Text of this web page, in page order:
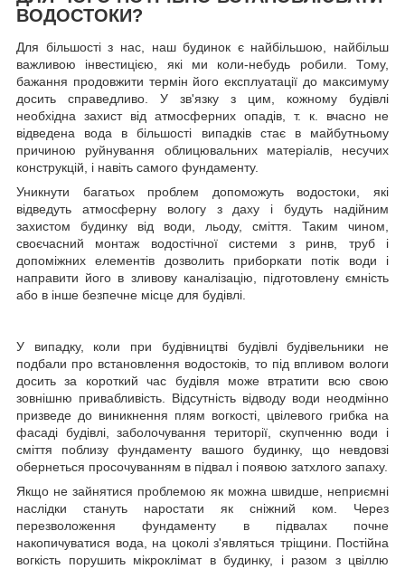
ВОДОСТОКИ?
Для більшості з нас, наш будинок є найбільшою, найбільш
важливою інвестицією, які ми коли-небудь робили. Тому,
бажання продовжити термін його експлуатації до максимуму
досить справедливо. У зв'язку з цим, кожному будівлі
необхідна захист від атмосферних опадів, т. к. вчасно не
відведена вода в більшості випадків стає в майбутньому
причиною руйнування облицювальних матеріалів, несучих
конструкцій, і навіть самого фундаменту.
Уникнути багатьох проблем допоможуть водостоки, які
відведуть атмосферну вологу з даху і будуть надійним
захистом будинку від води, льоду, сміття. Таким чином,
своєчасний монтаж водостічної системи з ринв, труб і
допоміжних елементів дозволить приборкати потік води і
направити його в зливову каналізацію, підготовлену ємність
або в інше безпечне місце для будівлі.
У випадку, коли при будівництві будівлі будівельники не
подбали про встановлення водостоків, то під впливом вологи
досить за короткий час будівля може втратити всю свою
зовнішню привабливість. Відсутність відводу води неодмінно
призведе до виникнення плям вогкості, цвілевого грибка на
фасаді будівлі, заболочування території, скупченню води і
сміття поблизу фундаменту вашого будинку, що невдовзі
обернеться просочуванням в підвал і появою затхлого запаху.
Якщо не зайнятися проблемою як можна швидше, неприємні
наслідки стануть наростати як сніжний ком. Через
перезволоження фундаменту в підвалах почне
накопичуватися вода, на цоколі з'являться тріщини. Постійна
вогкість порушить мікроклімат в будинку, і разом з цвіллю